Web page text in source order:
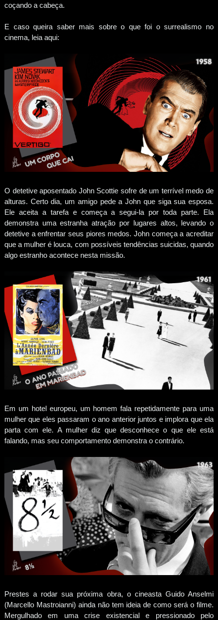
coçando a cabeça.
E caso queira saber mais sobre o que foi o surrealismo no
cinema, leia aqui:
O detetive aposentado John Scottie sofre de um terrível medo de
alturas. Certo dia, um amigo pede a John que siga sua esposa.
Ele aceita a tarefa e começa a segui-la por toda parte. Ela
demonstra uma estranha atração por lugares altos, levando o
detetive a enfrentar seus piores medos. John começa a acreditar
que a mulher é louca, com possíveis tendências suicidas, quando
algo estranho acontece nesta missão.
Em um hotel europeu, um homem fala repetidamente para uma
mulher que eles passaram o ano anterior juntos e implora que ela
parta com ele. A mulher diz que desconhece o que ele está
falando, mas seu comportamento demonstra o contrário.
Prestes a rodar sua próxima obra, o cineasta Guido Anselmi
(Marcello Mastroianni) ainda não tem ideia de como será o filme.
Mergulhado em uma crise existencial e pressionado pelo